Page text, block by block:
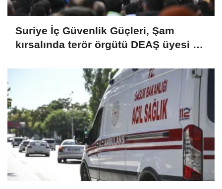
Suriye İç Güvenlik Güçleri, Şam
kırsalında terör örgütü DEAŞ üyesi 2